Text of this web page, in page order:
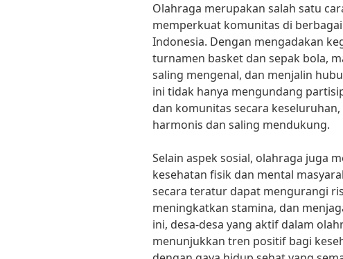
Olahraga merupakan salah satu
memperkuat komunitas di
Indonesia. Dengan mengadakan
turnamen basket dan sepak bola,
saling mengenal, dan menjalin
ini tidak hanya mengundang
dan komunitas secara
harmonis dan saling mendukung.
Selain aspek sosial, olahraga juga
kesehatan fisik dan mental
secara teratur dapat mengurangi
meningkatkan stamina, dan
ini, desa-desa yang aktif dalam
menunjukkan tren positif bagi